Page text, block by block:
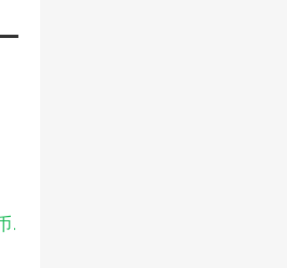
僵尸前线3d无限金币中文版